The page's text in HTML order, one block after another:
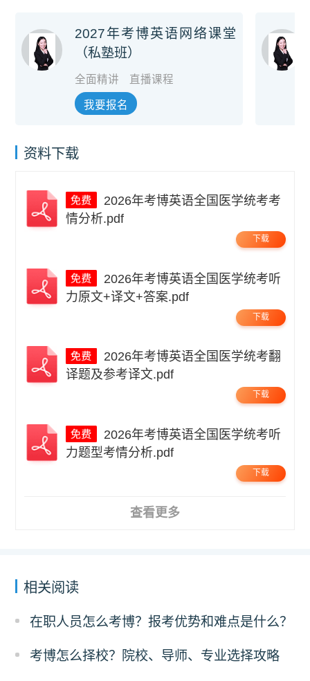
2027年考博英语网络课堂
（私塾班）
全面精讲 直播课程
我要报名
资料下载
情分析.pdf
下载
力原文+译文+答案.pdf
下载
译题及参考译文.pdf
下载
力题型考情分析.pdf
下载
查看更多
相关阅读
在职人员怎么考博？报考优势和难点是什么？
考博怎么择校？院校、导师、专业选择攻略